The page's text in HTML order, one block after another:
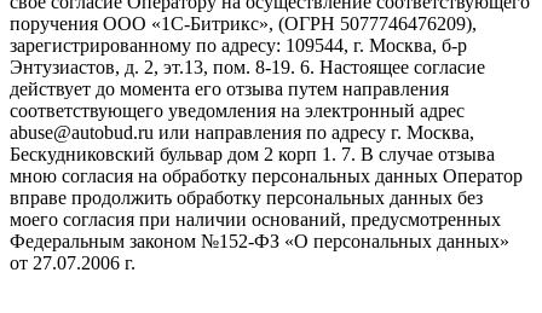
поручения ООО «1С-Битрикс», (ОГРН 5077746476209),
зарегистрированному по адресу: 109544, г. Москва, б-р
Энтузиастов, д. 2, эт.13, пом. 8-19. 6. Настоящее согласие
действует до момента его отзыва путем направления
соответствующего уведомления на электронный адрес
abuse@autobud.ru или направления по адресу г. Москва,
Бескудниковский бульвар дом 2 корп 1. 7. В случае отзыва
мною согласия на обработку персональных данных Оператор
вправе продолжить обработку персональных данных без
моего согласия при наличии оснований, предусмотренных
Федеральным законом №152-ФЗ «О персональных данных»
от 27.07.2006 г.